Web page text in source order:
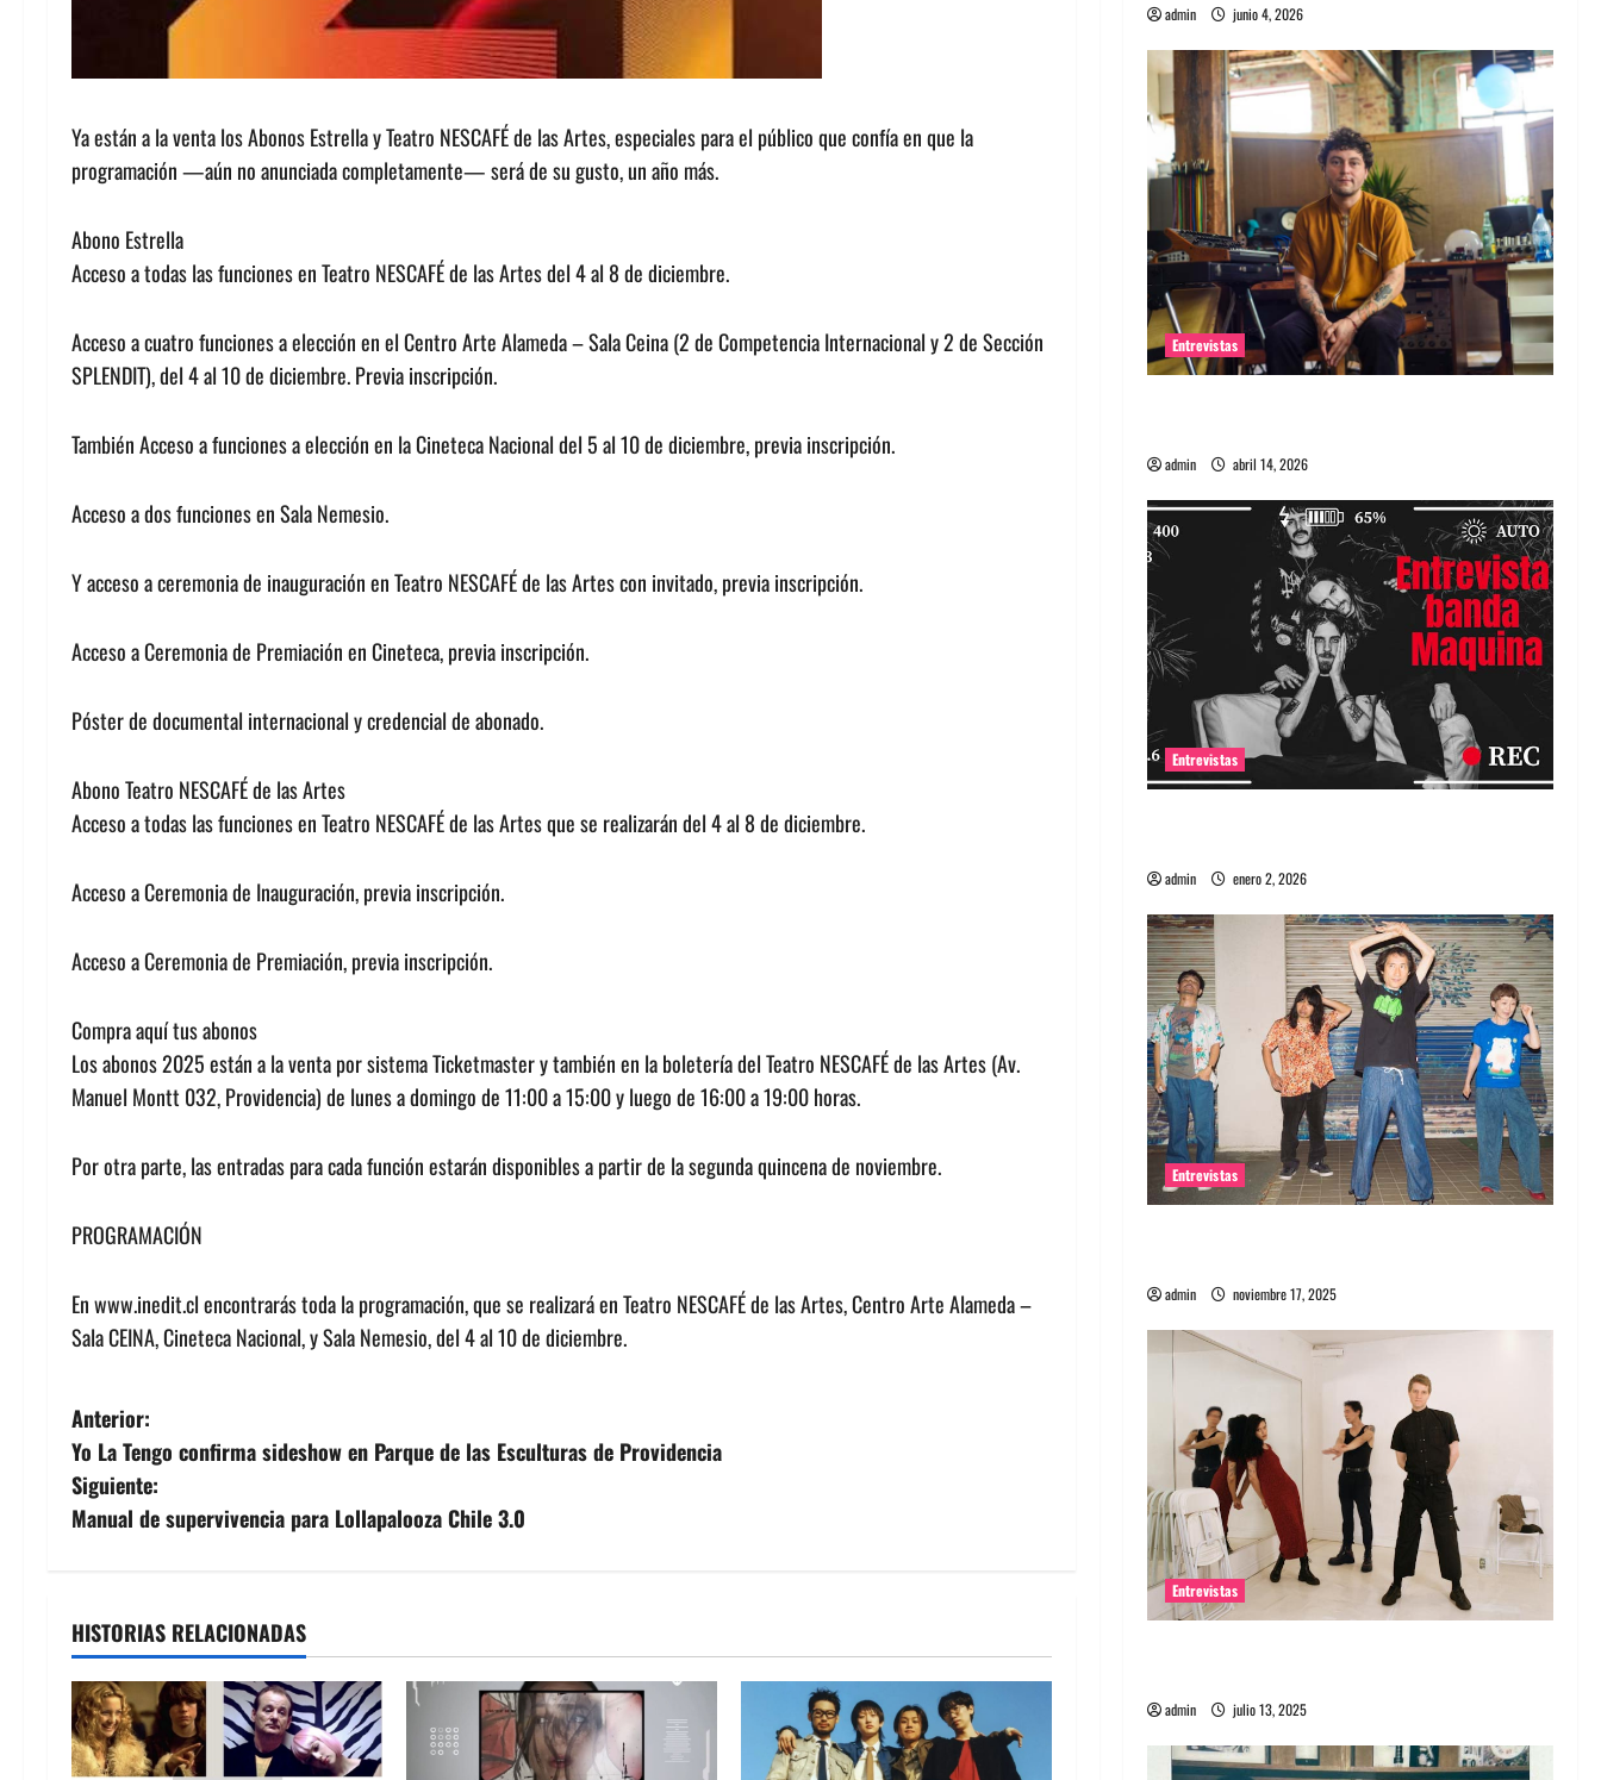
Ya están a la venta los Abonos Estrella y Teatro NESCAFÉ de las Artes, especiales para el público que confía en que la
programación —aún no anunciada completamente— será de su gusto, un año más.
Abono Estrella
Acceso a todas las funciones en Teatro NESCAFÉ de las Artes del 4 al 8 de diciembre.
Acceso a cuatro funciones a elección en el Centro Arte Alameda – Sala Ceina (2 de Competencia Internacional y 2 de Sección
SPLENDIT), del 4 al 10 de diciembre. Previa inscripción.
También Acceso a funciones a elección en la Cineteca Nacional del 5 al 10 de diciembre, previa inscripción.
Acceso a dos funciones en Sala Nemesio.
Y acceso a ceremonia de inauguración en Teatro NESCAFÉ de las Artes con invitado, previa inscripción.
Acceso a Ceremonia de Premiación en Cineteca, previa inscripción.
Póster de documental internacional y credencial de abonado.
Abono Teatro NESCAFÉ de las Artes
Acceso a todas las funciones en Teatro NESCAFÉ de las Artes que se realizarán del 4 al 8 de diciembre.
Acceso a Ceremonia de Inauguración, previa inscripción.
Acceso a Ceremonia de Premiación, previa inscripción.
Compra aquí tus abonos
Los abonos 2025 están a la venta por sistema Ticketmaster y también en la boletería del Teatro NESCAFÉ de las Artes (Av.
Manuel Montt 032, Providencia) de lunes a domingo de 11:00 a 15:00 y luego de 16:00 a 19:00 horas.
Por otra parte, las entradas para cada función estarán disponibles a partir de la segunda quincena de noviembre.
PROGRAMACIÓN
En www.inedit.cl encontrarás toda la programación, que se realizará en Teatro NESCAFÉ de las Artes, Centro Arte Alameda –
Sala CEINA, Cineteca Nacional, y Sala Nemesio, del 4 al 10 de diciembre.
N
a
v
g
a
c
Anterior:
Yo La Tengo confirma sideshow en Parque de las Esculturas de Providencia
Siguiente:
Manual de supervivencia para Lollapalooza Chile 3.0
HISTORIAS RELACIONADAS
admin junio 4, 2026
Entrevistas
admin abril 14, 2026
Entrevistas
admin enero 2, 2026
Entrevistas
admin noviembre 17, 2025
Entrevistas
admin julio 13, 2025